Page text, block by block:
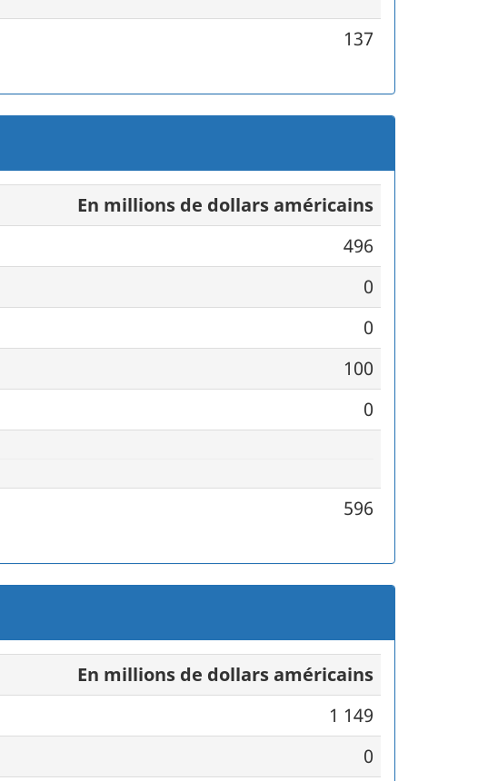
137
En millions de dollars américains
496
0
0
100
0
596
En millions de dollars américains
1 149
0